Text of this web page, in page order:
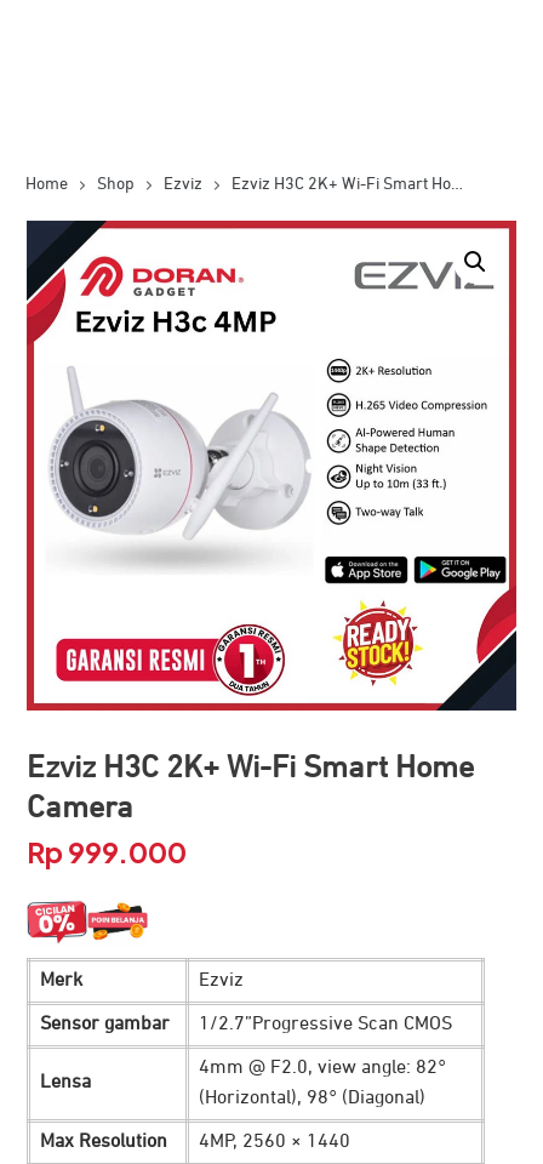
Home Shop Ezviz Ezviz H3C 2K+ Wi-Fi Smart Home Camera
Ezviz H3C 2K+ Wi-Fi Smart Home
Camera
Rp 999.000
Merk Ezviz
Sensor gambar 1/2.7”Progressive Scan CMOS
Lensa
4mm @ F2.0, view angle: 82°
(Horizontal), 98° (Diagonal)
Max Resolution 4MP, 2560 × 1440